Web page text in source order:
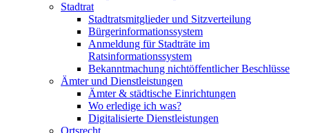
Stadtrat
Stadtratsmitglieder und Sitzverteilung
Bürgerinformationssystem
Anmeldung für Stadträte im
Ratsinformationssystem
Bekanntmachung nichtöffentlicher Beschlüsse
Ämter und Dienstleistungen
Ämter & städtische Einrichtungen
Wo erledige ich was?
Digitalisierte Dienstleistungen
Ortsrecht